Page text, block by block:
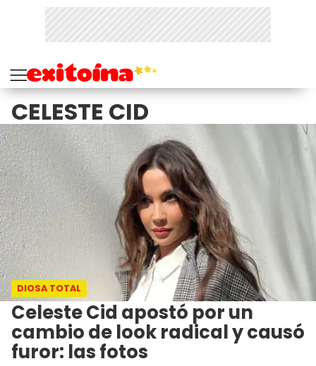
CELESTE CID
DIOSA TOTAL
Celeste Cid apostó por un
cambio de look radical y causó
furor: las fotos